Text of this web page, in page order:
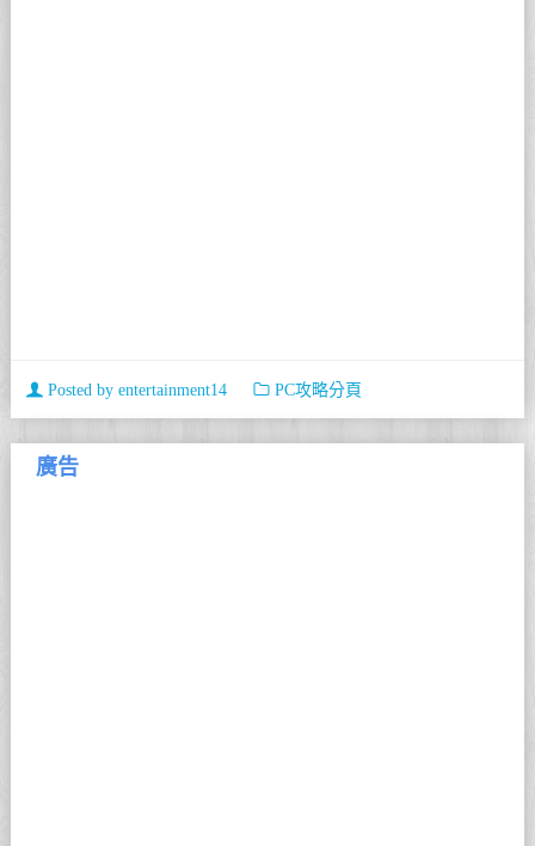
Posted by entertainment14 PC攻略分頁
廣告